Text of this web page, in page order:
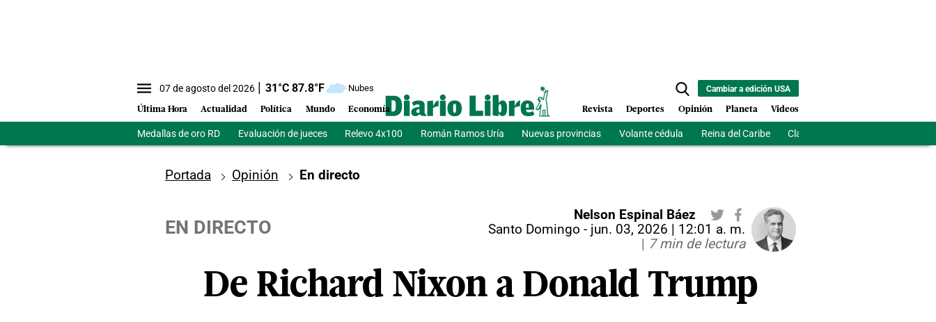
07 de agosto del 2026 31 °C 87.8°F Nubes
Última Hora Actualidad Política Mundo Economía
Cambiar a edición USA
Revista Deportes Opinión Planeta Videos
Medallas de oro RD Evaluación de jueces Relevo 4x100 Román Ramos Uría Nuevas provincias Volante cédula Reina del Caribe Clausura Juegos
Portada Opinión En directo
EN DIRECTO
Nelson Espinal Báez
Santo Domingo - jun. 03, 2026 | 12:01 a. m.
| 7 min de lectura
De Richard Nixon a Donald Trump